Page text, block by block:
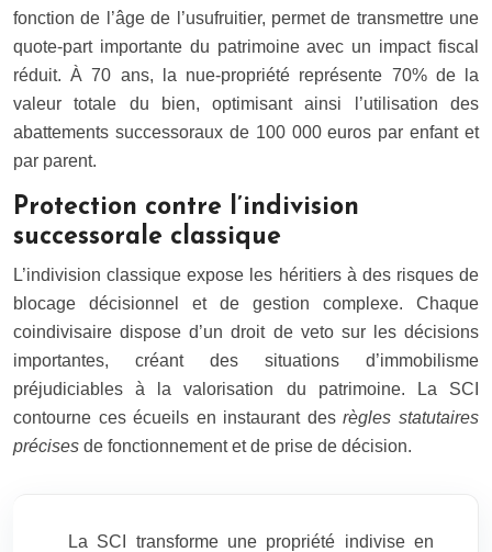
fonction de l’âge de l’usufruitier, permet de transmettre une
quote-part importante du patrimoine avec un impact fiscal
réduit. À 70 ans, la nue-propriété représente 70% de la
valeur totale du bien, optimisant ainsi l’utilisation des
abattements successoraux de 100 000 euros par enfant et
par parent.
Protection contre l’indivision
successorale classique
L’indivision classique expose les héritiers à des risques de
blocage décisionnel et de gestion complexe. Chaque
coindivisaire dispose d’un droit de veto sur les décisions
importantes, créant des situations d’immobilisme
préjudiciables à la valorisation du patrimoine. La SCI
contourne ces écueils en instaurant desrègles statutaires
précises de fonctionnement et de prise de décision.
La SCI transforme une propriété indivise en